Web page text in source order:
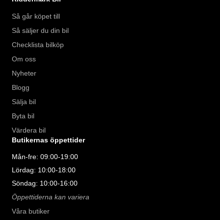
skräddarsydd finansiering och 14 dagars fri försäkring från
Folksam
Se hur vi genomför våra tester här:
https://www.youtube.com/watch?v=EvmgI7cNqkUFWD86J
Måndag - Söndag: 08:00 - 24:00
Besökstider i butik:
Måndag - Fredag: 09:00 - 19:00
Lördag: 10:00 - 18:00
Söndag: 10:00 - 16:00
Välkomna!
Så går köpet till
Så säljer du din bil
Checklista bilköp
Om oss
Nyheter
Blogg
Sälja bil
Byta bil
Värdera bil
Butikernas öppettider
Mån-fre: 09:00-19:00
Lördag: 10:00-18:00
Söndag: 10:00-16:00
Öppettiderna kan variera
Våra butiker